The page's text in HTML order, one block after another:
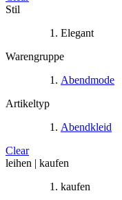
Stil
Elegant
Warengruppe
Abendmode
Artikeltyp
Abendkleid
Clear
leihen | kaufen
kaufen